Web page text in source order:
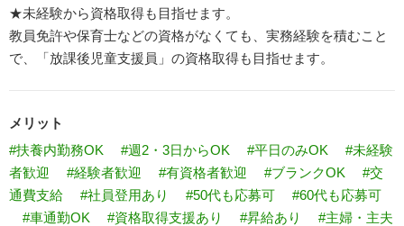
★未経験から資格取得も目指せます。
教員免許や保育士などの資格がなくても、実務経験を積むこと
で、「放課後児童支援員」の資格取得も目指せます。
メリット
#扶養内勤務OK
#週2・3日からOK #平日のみOK
#未経験
者歓迎
#経験者歓迎 #有資格者歓迎 #ブランクOK
#交
通費支給
#社員登用あり #50代も応募可
#60代も応募可
#車通勤OK
#資格取得支援あり #昇給あり
#主婦・主夫